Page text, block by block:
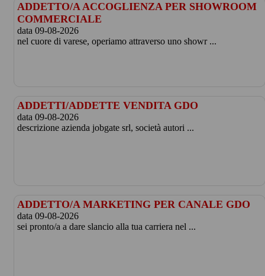
ADDETTO/A ACCOGLIENZA PER SHOWROOM
COMMERCIALE
data 09-08-2026
nel cuore di varese, operiamo attraverso uno showr ...
ADDETTI/ADDETTE VENDITA GDO
data 09-08-2026
descrizione azienda jobgate srl, società autori ...
ADDETTO/A MARKETING PER CANALE GDO
data 09-08-2026
sei pronto/a a dare slancio alla tua carriera nel ...